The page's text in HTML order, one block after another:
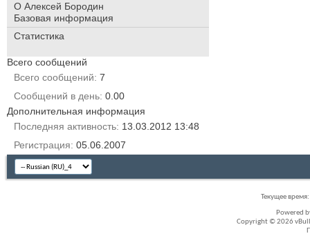
О Алексей Бородин
Базовая информация
Статистика
Всего сообщений
Всего сообщений 7
Сообщений в день 0.00
Дополнительная информация
Последняя активность 13.03.2012 13:48
Регистрация 05.06.2007
Текущее время:
Powered
Copyright © 2026